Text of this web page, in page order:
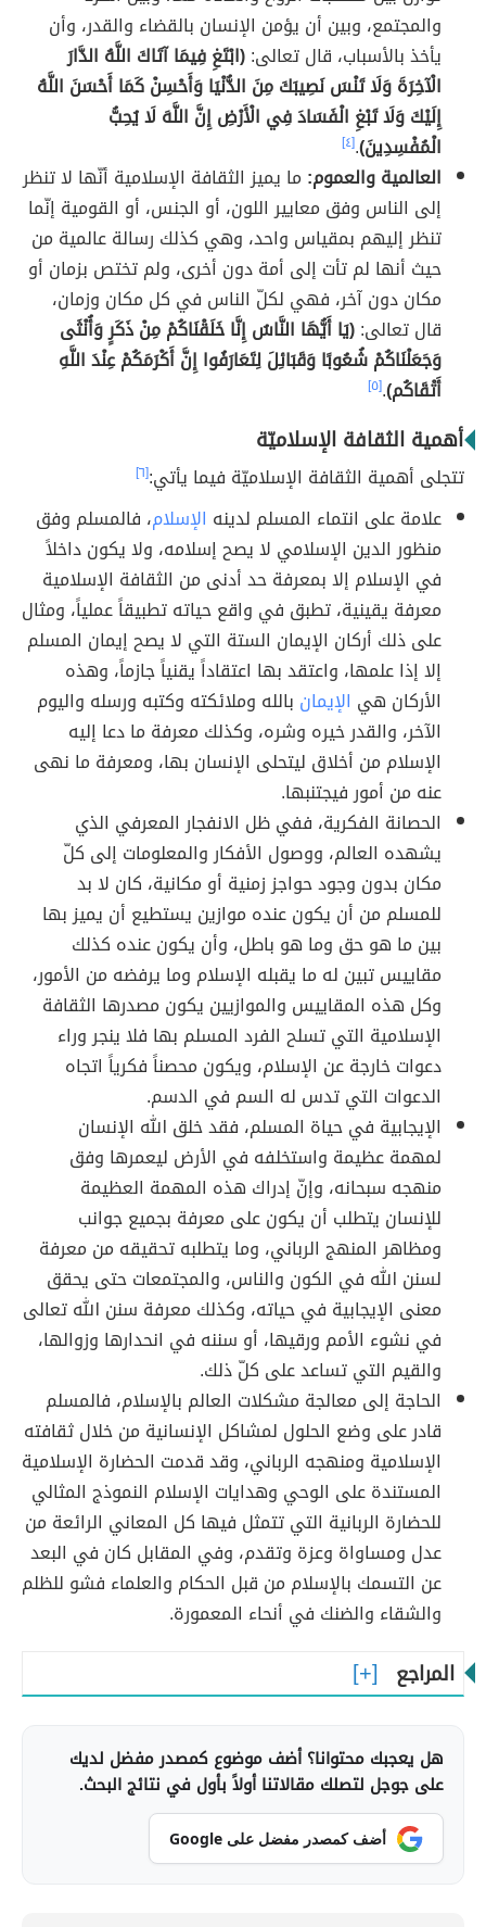
والمجتمع، وبين أن يؤمن الإنسان بالقضاء والقدر، وأن
يأخذ بالأسباب، قال تعالى:(ابْتَغِ فِيمَا آتَاكَ اللَّهُ الدَّارَ
الْآخِرَةَ وَلَا تَنْسَ نَصِيبَكَ مِنَ الدُّنْيَا وَأَحْسِنْ كَمَا أَحْسَنَ اللَّهُ
إِلَيْكَ وَلَا تَبْغِ الْفَسَادَ فِي الْأَرْضِ إِنَّ اللَّهَ لَا يُحِبُّ
الْمُفْسِدِينَ).[٤]
العالمية والعموم: ما يميز الثقافة الإسلامية أنّها لا تنظر
إلى الناس وفق معايير اللون، أو الجنس، أو القومية إنّما
تنظر إليهم بمقياس واحد، وهي كذلك رسالة عالمية من
حيث أنها لم تأت إلى أمة دون أخرى، ولم تختص بزمان أو
مكان دون آخر، فهي لكلّ الناس في كل مكان وزمان،
قال تعالى:(يَا أَيُّهَا النَّاسُ إِنَّا خَلَقْنَاكُمْ مِنْ ذَكَرٍ وَأُنْثَى
وَجَعَلْنَاكُمْ شُعُوبًا وَقَبَائِلَ لِتَعَارَفُوا إِنَّ أَكْرَمَكُمْ عِنْدَ اللَّهِ
أَتْقَاكُم).[٥]
أهمية الثقافة الإسلاميّة
تتجلى أهمية الثقافة الإسلاميّة فيما يأتي:[٦]
علامة على انتماء المسلم لدينه الإسلام، فالمسلم وفق
منظور الدين الإسلامي لا يصح إسلامه، ولا يكون داخلاً
في الإسلام إلا بمعرفة حد أدنى من الثقافة الإسلامية
معرفة يقينية، تطبق في واقع حياته تطبيقاً عملياً، ومثال
على ذلك أركان الإيمان الستة التي لا يصح إيمان المسلم
إلا إذا علمها، واعتقد بها اعتقاداً يقنياً جازماً، وهذه
الأركان هي الإيمان بالله وملائكته وكتبه ورسله واليوم
الآخر، والقدر خيره وشره، وكذلك معرفة ما دعا إليه
الإسلام من أخلاق ليتحلى الإنسان بها، ومعرفة ما نهى
عنه من أمور فيجتنبها.
الحصانة الفكرية، ففي ظل الانفجار المعرفي الذي
يشهده العالم، ووصول الأفكار والمعلومات إلى كلّ
مكان بدون وجود حواجز زمنية أو مكانية، كان لا بد
للمسلم من أن يكون عنده موازين يستطيع أن يميز بها
بين ما هو حق وما هو باطل، وأن يكون عنده كذلك
مقاييس تبين له ما يقبله الإسلام وما يرفضه من الأمور،
وكل هذه المقاييس والموازيين يكون مصدرها الثقافة
الإسلامية التي تسلح الفرد المسلم بها فلا ينجر وراء
دعوات خارجة عن الإسلام، ويكون محصناً فكرياً اتجاه
الدعوات التي تدس له السم في الدسم.
الإيجابية في حياة المسلم، فقد خلق الله الإنسان
لمهمة عظيمة واستخلفه في الأرض ليعمرها وفق
منهجه سبحانه، وإنّ إدراك هذه المهمة العظيمة
للإنسان يتطلب أن يكون على معرفة بجميع جوانب
ومظاهر المنهج الرباني، وما يتطلبه تحقيقه من معرفة
لسنن الله في الكون والناس، والمجتمعات حتى يحقق
معنى الإيجابية في حياته، وكذلك معرفة سنن الله تعالى
في نشوء الأمم ورقيها، أو سننه في انحدارها وزوالها،
والقيم التي تساعد على كلّ ذلك.
الحاجة إلى معالجة مشكلات العالم بالإسلام، فالمسلم
قادر على وضع الحلول لمشاكل الإنسانية من خلال ثقافته
الإسلامية ومنهجه الرباني، وقد قدمت الحضارة الإسلامية
المستندة على الوحي وهدايات الإسلام النموذج المثالي
للحضارة الربانية التي تتمثل فيها كل المعاني الرائعة من
عدل ومساواة وعزة وتقدم، وفي المقابل كان في البعد
عن التسمك بالإسلام من قبل الحكام والعلماء فشو للظلم
والشقاء والضنك في أنحاء المعمورة.
المراجع
هل يعجبك محتوانا؟ أضف موضوع كمصدر مفضل لديك
على جوجل لتصلك مقالاتنا أولاً بأول في نتائج البحث.
أضف كمصدر مفضل على Google